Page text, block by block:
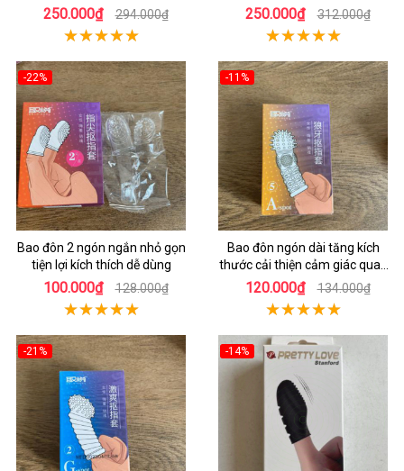
250.000₫ 294.000₫ 250.000₫ 312.000₫
-22%
Bao đôn 2 ngón ngắn nhỏ gọn
tiện lợi kích thích dễ dùng
100.000₫ 128.000₫
-11%
Bao đôn ngón dài tăng kích
thước cải thiện cảm giác quan
hệ
120.000₫ 134.000₫
-21% -14%